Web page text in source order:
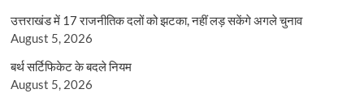
उत्तराखंड में 17 राजनीतिक दलों को झटका, नहीं लड़ सकेंगे अगले चुनाव
August 5, 2026
बर्थ सर्टिफिकेट के बदले नियम
August 5, 2026